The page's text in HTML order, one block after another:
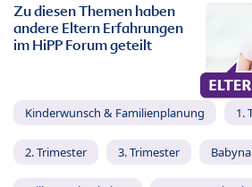
Zu diesen Themen haben
andere Eltern Erfahrungen
im HiPP Forum geteilt
Kinderwunsch & Familienplanung 1.
2. Trimester 3. Trimester